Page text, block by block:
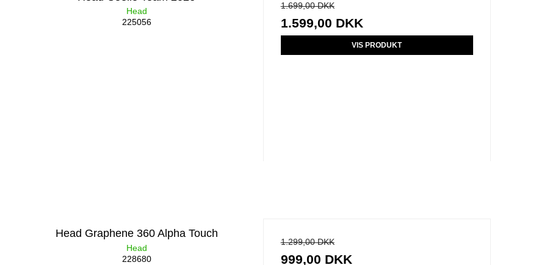
Head
225056
1.699,00 DKK
1.599,00 DKK
VIS PRODUKT
Head Graphene 360 Alpha Touch
Head
228680
1.299,00 DKK
999,00 DKK